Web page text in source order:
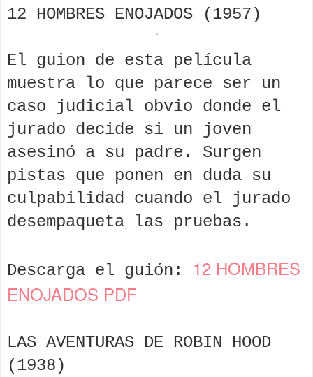
12 HOMBRES ENOJADOS (1957)
El guion de esta película
muestra lo que parece ser un
caso judicial obvio donde el
jurado decide si un joven
asesinó a su padre. Surgen
pistas que ponen en duda su
culpabilidad cuando el jurado
desempaqueta las pruebas.
Descarga el guión: 12 HOMBRES
ENOJADOS PDF
LAS AVENTURAS DE ROBIN HOOD
(1938)